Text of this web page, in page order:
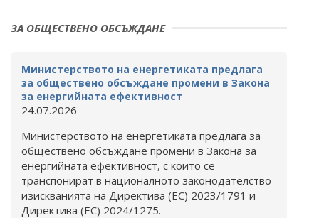
ЗА ОБЩЕСТВЕНО ОБСЪЖДАНЕ
Министерството на енергетиката предлага
за обществено обсъждане промени в Закона
за енергийната ефективност
24.07.2026
Министерството на енергетиката предлага за
обществено обсъждане промени в Закона за
енергийната ефективност, с които се
транспонират в националното законодателство
изискванията на Директива (ЕС) 2023/1791 и
Директива (ЕС) 2024/1275.